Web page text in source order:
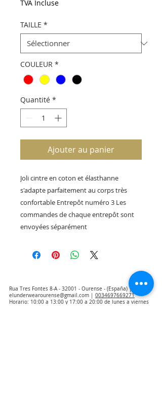
TVA Incluse
TAILLE *
COULEUR *
Quantité *
Ajouter au panier
Joli cintre en coton et élasthanne
s'adapte parfaitement au corps très
confortable Entrepôt numéro 3 Les
commandes de chaque entrepôt sont
envoyées séparément
Rua Tres Fontes 8-A - 32001 - Ourense - (España) |
elunderwearourense@gmail.com | 0034697669271
Horario: 10:00 a 13:00 y 17:00 a 20:00 de lunes a viernes